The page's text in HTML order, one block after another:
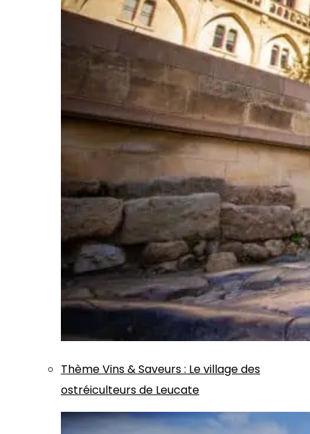
ThèmeVins & Saveurs: Le village des
ostréiculteurs de Leucate